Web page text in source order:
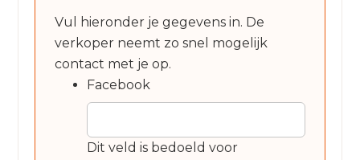
Vul hieronder je gegevens in. De
verkoper neemt zo snel mogelijk
contact met je op.
Facebook
Dit veld is bedoeld voor